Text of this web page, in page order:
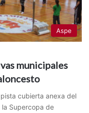
Aspe
municipales
cubierta anexa del
Supercopa de